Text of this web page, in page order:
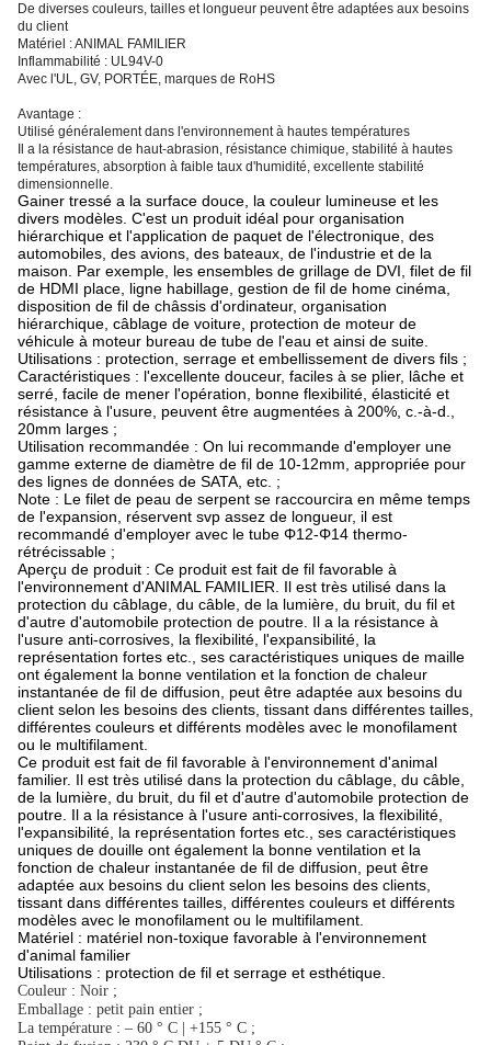
De diverses couleurs, tailles et longueur peuvent être adaptées aux besoins
du client
Matériel : ANIMAL FAMILIER
Inflammabilité : UL94V-0
Avec l'UL, GV, PORTÉE, marques de RoHS
Avantage :
Utilisé généralement dans l'environnement à hautes températures
Il a la résistance de haut-abrasion, résistance chimique, stabilité à hautes
températures, absorption à faible taux d'humidité, excellente stabilité
dimensionnelle.
Gainer tressé a la surface douce, la couleur lumineuse et les
divers modèles. C'est un produit idéal pour organisation
hiérarchique et l'application de paquet de l'électronique, des
automobiles, des avions, des bateaux, de l'industrie et de la
maison. Par exemple, les ensembles de grillage de DVI, filet de fil
de HDMI place, ligne habillage, gestion de fil de home cinéma,
disposition de fil de châssis d'ordinateur, organisation
hiérarchique, câblage de voiture, protection de moteur de
véhicule à moteur bureau de tube de l'eau et ainsi de suite.
Utilisations : protection, serrage et embellissement de divers fils ;
Caractéristiques : l'excellente douceur, faciles à se plier, lâche et
serré, facile de mener l'opération, bonne flexibilité, élasticité et
résistance à l'usure, peuvent être augmentées à 200%, c.-à-d.,
20mm larges ;
Utilisation recommandée : On lui recommande d'employer une
gamme externe de diamètre de fil de 10-12mm, appropriée pour
des lignes de données de SATA, etc. ;
Note : Le filet de peau de serpent se raccourcira en même temps
de l'expansion, réservent svp assez de longueur, il est
recommandé d'employer avec le tube Φ12-Φ14 thermo-
rétrécissable ;
Aperçu de produit : Ce produit est fait de fil favorable à
l'environnement d'ANIMAL FAMILIER. Il est très utilisé dans la
protection du câblage, du câble, de la lumière, du bruit, du fil et
d'autre d'automobile protection de poutre. Il a la résistance à
l'usure anti-corrosives, la flexibilité, l'expansibilité, la
représentation fortes etc., ses caractéristiques uniques de maille
ont également la bonne ventilation et la fonction de chaleur
instantanée de fil de diffusion, peut être adaptée aux besoins du
client selon les besoins des clients, tissant dans différentes tailles,
différentes couleurs et différents modèles avec le monofilament
ou le multifilament.
Ce produit est fait de fil favorable à l'environnement d'animal
familier. Il est très utilisé dans la protection du câblage, du câble,
de la lumière, du bruit, du fil et d'autre d'automobile protection de
poutre. Il a la résistance à l'usure anti-corrosives, la flexibilité,
l'expansibilité, la représentation fortes etc., ses caractéristiques
uniques de douille ont également la bonne ventilation et la
fonction de chaleur instantanée de fil de diffusion, peut être
adaptée aux besoins du client selon les besoins des clients,
tissant dans différentes tailles, différentes couleurs et différents
modèles avec le monofilament ou le multifilament.
Matériel : matériel non-toxique favorable à l'environnement
d'animal familier
Utilisations : protection de fil et serrage et esthétique.
Couleur : Noir ;
Emballage : petit pain entier ;
La température : – 60 ° C | +155 ° C ;